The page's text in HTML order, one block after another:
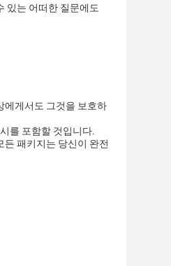
있는 어떠한 질문에도
에게서도 그것을 보호하
를 포함할 것입니다.
패키지는 당신이 완전